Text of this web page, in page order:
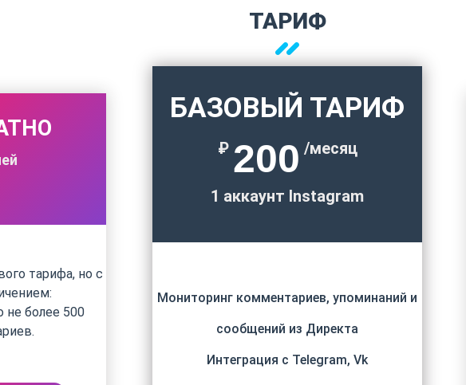
ТАРИФ
тарифа, но с
более 500
БАЗОВЫЙ ТАРИФ
₽ 200 /месяц
1 аккаунт Instagram
Мониторинг комментариев, упоминаний и
сообщений из Директа
Интеграция с Telegram, Vk